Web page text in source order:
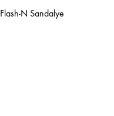
Flash-N Sandalye